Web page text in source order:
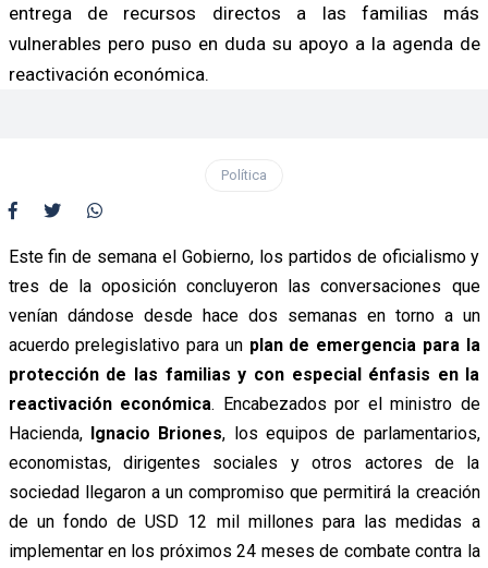
entrega de recursos directos a las familias más
vulnerables pero puso en duda su apoyo a la agenda de
reactivación económica.
Política
Este fin de semana el Gobierno, los partidos de oficialismo y
tres de la oposición concluyeron las conversaciones que
venían dándose desde hace dos semanas en torno a un
acuerdo prelegislativo para un plan de emergencia para la
protección de las familias y con especial énfasis en la
reactivación económica. Encabezados por el ministro de
Hacienda, Ignacio Briones, los equipos de parlamentarios,
economistas, dirigentes sociales y otros actores de la
sociedad llegaron a un compromiso que permitirá la creación
de un fondo de USD 12 mil millones para las medidas a
implementar en los próximos 24 meses de combate contra la